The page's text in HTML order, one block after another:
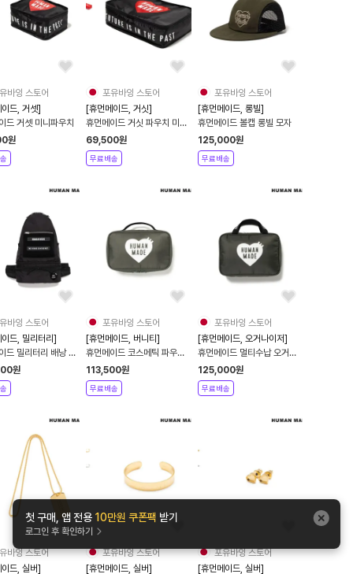
첫 구매, 앱 전용 10만원 쿠폰팩 받기
로그인 후 확인하기
바잉 스토어
드, 거셋]
드 거셋 미니파우치
원
포유바잉 스토어
[휴먼메이드, 거싯]
휴먼메이드 거싯 파우치 미디
엄 케이스
69,500원
무료배송
포유바잉 스토어
[휴먼메이드, 롱빌]
휴먼메이드 볼캡 롱빌 모자
125,000원
무료배송
바잉 스토어
드, 밀리터리]
드 밀리터리 배낭 남
원
포유바잉 스토어
[휴먼메이드, 버니티]
휴먼메이드 코스메틱 파우치
버니티케이스
113,500원
무료배송
포유바잉 스토어
[휴먼메이드, 오거나이저]
휴먼메이드 멀티수납 오거나
이저 파우치
125,000원
무료배송
바잉 스토어
드, 실버]
포유바잉 스토어
[휴먼메이드, 실버]
포유바잉 스토어
[휴먼메이드, 실버]